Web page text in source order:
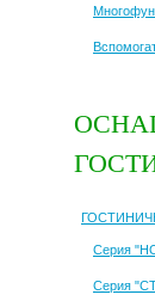
Серия
Серия